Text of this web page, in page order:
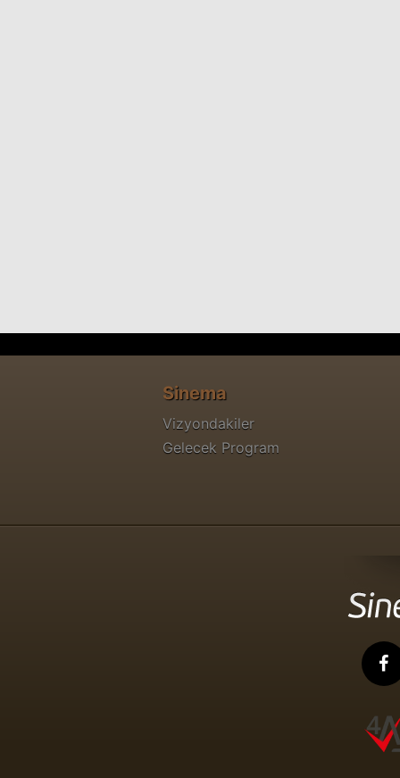
Sinema
Vizyondakiler
Gelecek Program